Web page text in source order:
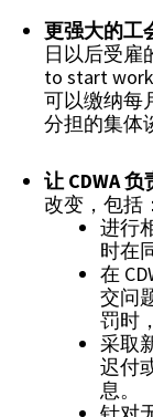
更强大的工
日以后受雇
to start
可以缴纳每
分担的集体
让 CDWA负
改变，包括
进行
时在
在
交问
罚时
采取
迟付
息。